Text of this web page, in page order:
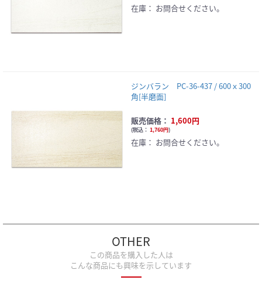
在庫： お問合せください。
ジンバラン PC-36-437 / 600ｘ300
角[半磨面]
販売価格： 1,600円
(税込： 1,760円)
在庫： お問合せください。
OTHER
この商品を購入した人は
こんな商品にも興味を示しています